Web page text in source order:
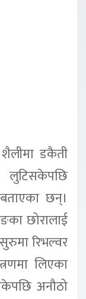
डकैती
लुटिसकेपछि
छन्।
छोरालाई
रिभल्वर
लिएका
अनौठो